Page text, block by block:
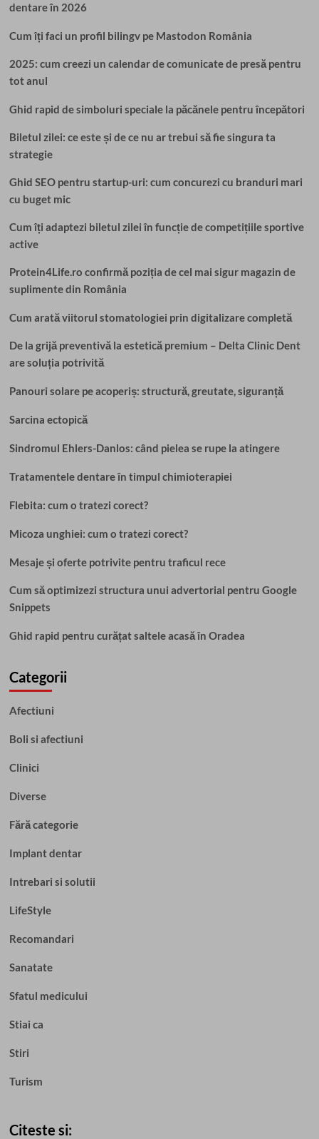
dentare în 2026
Cum îți faci un profil bilingv pe Mastodon România
2025: cum creezi un calendar de comunicate de presă pentru
tot anul
Ghid rapid de simboluri speciale la păcănele pentru începători
Biletul zilei: ce este și de ce nu ar trebui să fie singura ta
strategie
Ghid SEO pentru startup-uri: cum concurezi cu branduri mari
cu buget mic
Cum îți adaptezi biletul zilei în funcție de competițiile sportive
active
Protein4Life.ro confirmă poziția de cel mai sigur magazin de
suplimente din România
Cum arată viitorul stomatologiei prin digitalizare completă
De la grijă preventivă la estetică premium – Delta Clinic Dent
are soluția potrivită
Panouri solare pe acoperiș: structură, greutate, siguranță
Sarcina ectopică
Sindromul Ehlers-Danlos: când pielea se rupe la atingere
Tratamentele dentare în timpul chimioterapiei
Flebita: cum o tratezi corect?
Micoza unghiei: cum o tratezi corect?
Mesaje și oferte potrivite pentru traficul rece
Cum să optimizezi structura unui advertorial pentru Google
Snippets
Ghid rapid pentru curățat saltele acasă în Oradea
Categorii
Afectiuni
Boli si afectiuni
Clinici
Diverse
Fără categorie
Implant dentar
Intrebari si solutii
LifeStyle
Recomandari
Sanatate
Sfatul medicului
Stiai ca
Stiri
Turism
Citeste si: